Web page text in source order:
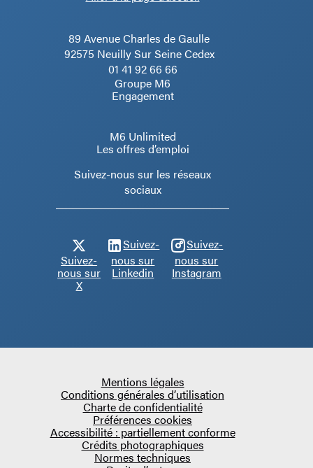
89 Avenue Charles de Gaulle
92575 Neuilly Sur Seine Cedex
01 41 92 66 66
Groupe M6
Engagement
M6 Unlimited
Les offres d’emploi
Suivez-nous sur les réseaux
sociaux
Suivez-
nous sur
X
Suivez-
nous sur
Linkedin
Suivez-
nous sur
Instagram
Mentions légales
Conditions générales d’utilisation
Charte de confidentialité
Préférences cookies
Accessibilité : partiellement conforme
Crédits photographiques
Normes techniques